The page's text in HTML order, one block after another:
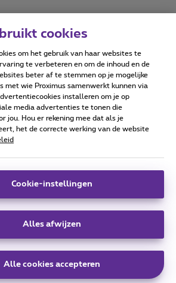
Accessibility statement
© Proximus
consumenteninfo
en wordt beheerd conform het
27 - B-1030 Brussel.
Telindus
cookies
om het gebruik van haar websites te
te verbeteren en om de inhoud en de
beter af te stemmen op je mogelijke
met wie Proximus samenwerkt kunnen via
installeren om je op
media advertenties te tonen die
jou. Hou er rekening mee dat als je
het de correcte werking van de website
Cookie-instellingen
Alles afwijzen
Alle cookies accepteren